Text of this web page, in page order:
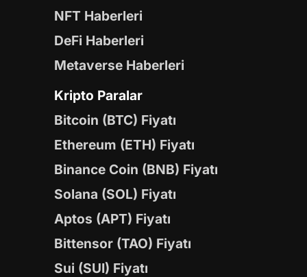
NFT Haberleri
DeFi Haberleri
Metaverse Haberleri
Kripto Paralar
Bitcoin (BTC) Fiyatı
Ethereum (ETH) Fiyatı
Binance Coin (BNB) Fiyatı
Solana (SOL) Fiyatı
Aptos (APT) Fiyatı
Bittensor (TAO) Fiyatı
Sui (SUI) Fiyatı